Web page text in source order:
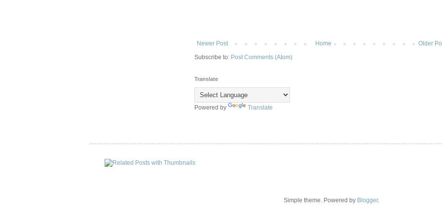
Newer Post Older
Home
Subscribe to: Post Comments (Atom)
Translate
Powered by Translate
Simple theme. Powered by Blogger.